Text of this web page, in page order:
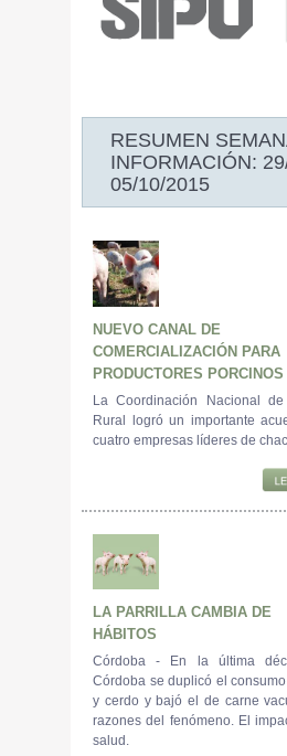
RESUMEN
INFORMACIÓN:
05/10/2015
NUEVO CANAL DE
COMERCIALIZACIÓN PARA
PRODUCTORES PORCINOS
La Coordinación Nacional de
Rural logró un importante
cuatro empresas líderes de
LA PARRILLA CAMBIA DE
HÁBITOS
Córdoba - En la última
Córdoba se duplicó el
y cerdo y bajó el de carne
razones del fenómeno. El
salud.